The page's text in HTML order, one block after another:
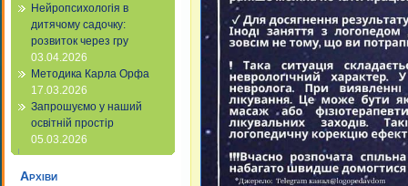
Нейропсихологія в
дитячому садочку:
розвиток через гру
03.04.2026
Методика Карла Орфа
17.03.2026
Запрошуємо у наший
освітній простір
05.03.2026
Архіви